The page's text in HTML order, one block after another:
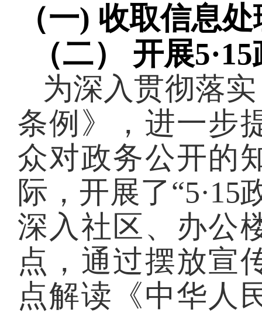
（一) 收取信息处
（二）
开展
为深入贯彻落
条例》，进一步
众对政务公开的
际，开展了
深入社区、办公
点，通过摆放宣
点解读《中华人